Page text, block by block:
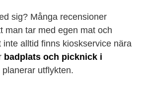
sig? Många recensioner
man tar med egen mat och
inte alltid finns kioskservice nära
badplats och picknick i
planerar utflykten.